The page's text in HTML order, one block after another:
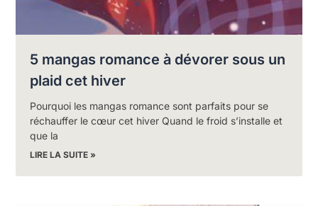
5 mangas romance à dévorer sous un
plaid cet hiver
Pourquoi les mangas romance sont parfaits pour se
réchauffer le cœur cet hiver Quand le froid s’installe et
que la
LIRE LA SUITE »